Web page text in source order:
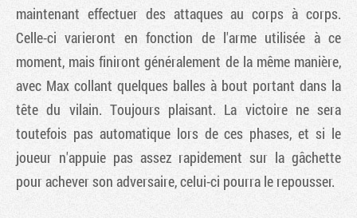
maintenant effectuer des attaques au corps à corps.
Celle-ci varieront en fonction de l'arme utilisée à ce
moment, mais finiront généralement de la même manière,
avec Max collant quelques balles à bout portant dans la
tête du vilain. Toujours plaisant. La victoire ne sera
toutefois pas automatique lors de ces phases, et si le
joueur n'appuie pas assez rapidement sur la gâchette
pour achever son adversaire, celui-ci pourra le repousser.